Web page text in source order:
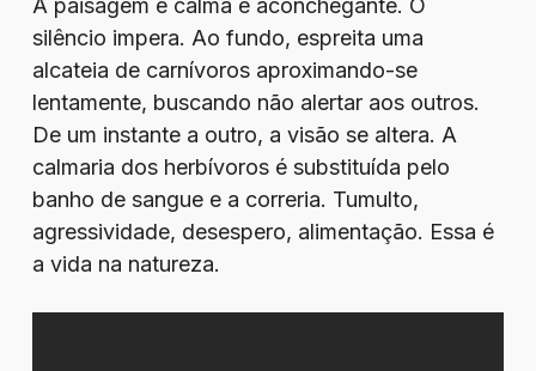
A paisagem é calma e aconchegante. O
silêncio impera. Ao fundo, espreita uma
alcateia de carnívoros aproximando-se
lentamente, buscando não alertar aos outros.
De um instante a outro, a visão se altera. A
calmaria dos herbívoros é substituída pelo
banho de sangue e a correria. Tumulto,
agressividade, desespero, alimentação. Essa é
a vida na natureza.